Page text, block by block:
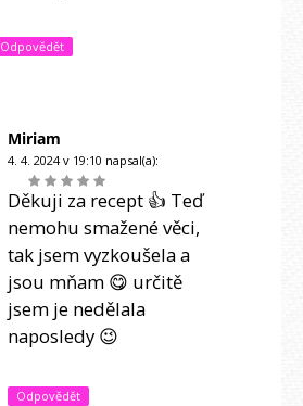
Odpovědět
Miriam
4. 4. 2024 v 19:10 napsal(a):
Děkuji za recept 👍 Teď
nemohu smažené věci,
tak jsem vyzkoušela a
jsou mňam 😋 určitě
jsem je nedělala
naposledy 😉
Odpovědět